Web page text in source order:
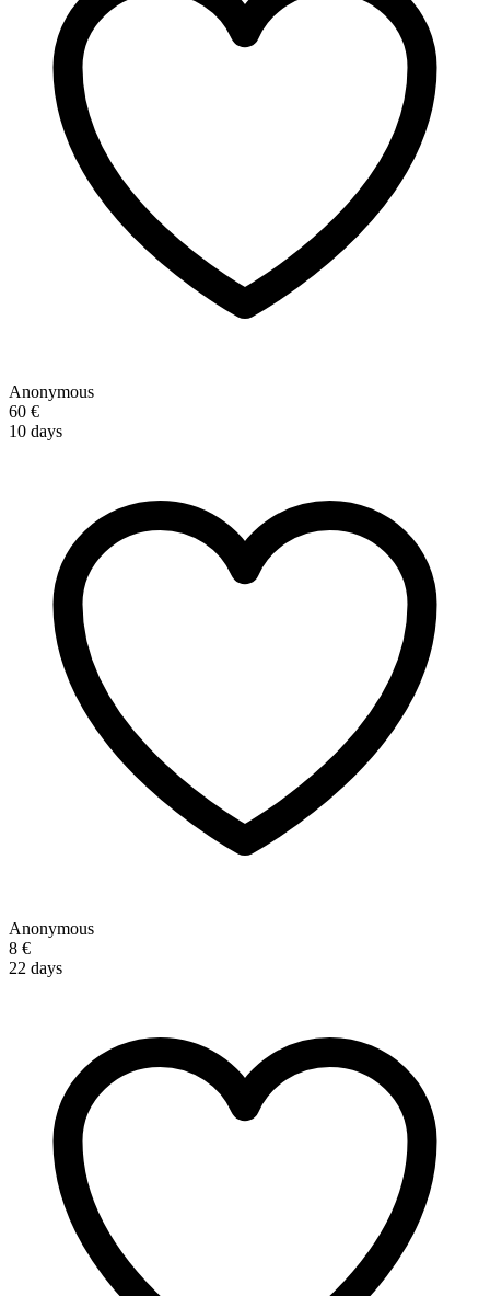
Anonymous
60 €
10 days
Anonymous
8 €
22 days